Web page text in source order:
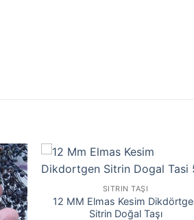
SITRIN TAŞI
12 MM Elmas Kesim
Sitrin Doğal Taşı